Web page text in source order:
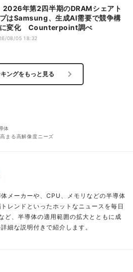
はSamsung、生成AI需要で競争構
変化 Counterpoint調べ
08/05 18:32
ングをもっと見る
体
まる高解像度ニーズ
メーカーや、CPU、メモリなどの半導体
レンドといったホットなニュースを毎日
ど、半導体の適用範囲の拡大とともに成
細な説明付きで紹介します。